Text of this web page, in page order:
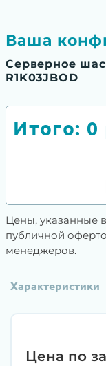
Ваша
Серверное
R1K03JBOD
Итого: 0
Цены, указанные
публичной
менеджеров.
Характеристики
Цена по